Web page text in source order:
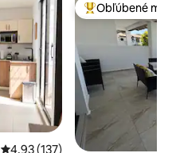
Priemerné ohodnotenie 4,93 z
4,93 (137)
Najobľúbenejšie
Obľúbené